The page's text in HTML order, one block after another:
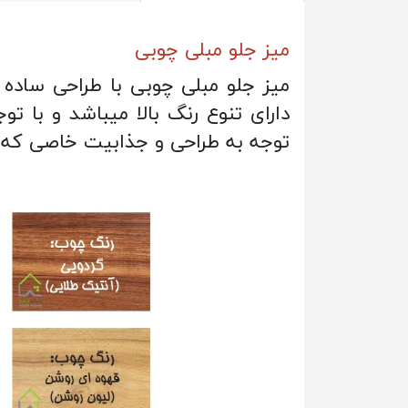
میز جلو مبلی چوبی
میز جلو مبلی چوبی با طراحی
دارای تنوع رنگ بالا میباشد و
توجه به طراحی و جذابیت خاصی